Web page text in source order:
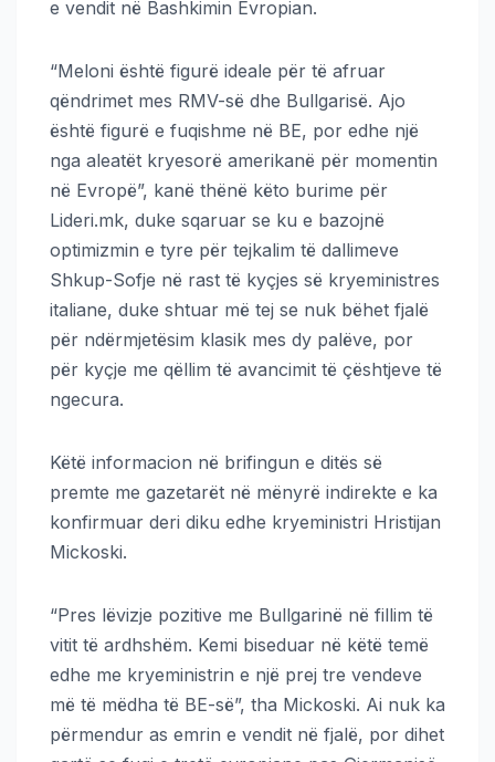
e vendit në Bashkimin Evropian.
“Meloni është figurë ideale për të afruar
qëndrimet mes RMV-së dhe Bullgarisë. Ajo
është figurë e fuqishme në BE, por edhe një
nga aleatët kryesorë amerikanë për momentin
në Evropë”, kanë thënë këto burime për
Lideri.mk, duke sqaruar se ku e bazojnë
optimizmin e tyre për tejkalim të dallimeve
Shkup-Sofje në rast të kyçjes së kryeministres
italiane, duke shtuar më tej se nuk bëhet fjalë
për ndërmjetësim klasik mes dy palëve, por
për kyçje me qëllim të avancimit të çështjeve të
ngecura.
Këtë informacion në brifingun e ditës së
premte me gazetarët në mënyrë indirekte e ka
konfirmuar deri diku edhe kryeministri Hristijan
Mickoski.
“Pres lëvizje pozitive me Bullgarinë në fillim të
vitit të ardhshëm. Kemi biseduar në këtë temë
edhe me kryeministrin e një prej tre vendeve
më të mëdha të BE-së”, tha Mickoski. Ai nuk ka
përmendur as emrin e vendit në fjalë, por dihet